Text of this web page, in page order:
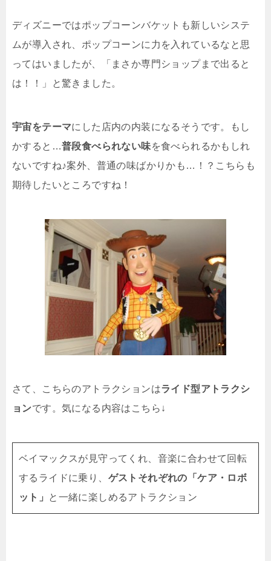
ディズニーではポップコーンバケットも新しいシステ
ムが導入され、ポップコーンに力を入れているなと思
ってはいましたが、「まさか専門ショップまで出ると
は！！」と驚きました。
宇宙をテーマにした店内の内装になるそうです。もし
かすると…普段食べられない味を食べられるかもしれ
ないですね♪案外、普通の味ばかりかも…！？こちらも
期待したいところですね！
さて、こちらのアトラクションはライド型アトラクシ
ョンです。気になる内容はこちら↓
ベイマックスが見守ってくれ、音楽に合わせて回転
するライドに乗り、 ゲストそれぞれの「ケア・ロボ
ット」
と一緒に楽しめるアトラクション